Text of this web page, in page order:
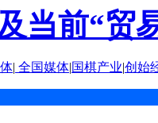
当前“贸
| 全国媒体|国棋产业|创始